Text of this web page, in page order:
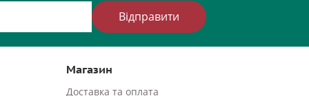
Відправити
Магазин
Доставка та оплата